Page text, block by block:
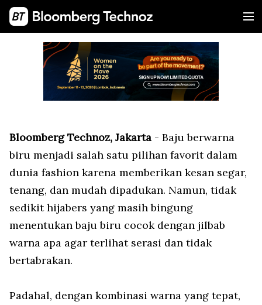
Bloomberg Technoz, Jakarta - Baju berwarna
biru menjadi salah satu pilihan favorit dalam
dunia fashion karena memberikan kesan segar,
tenang, dan mudah dipadukan. Namun, tidak
sedikit hijabers yang masih bingung
menentukan baju biru cocok dengan jilbab
warna apa agar terlihat serasi dan tidak
bertabrakan.
Padahal, dengan kombinasi warna yang tepat,